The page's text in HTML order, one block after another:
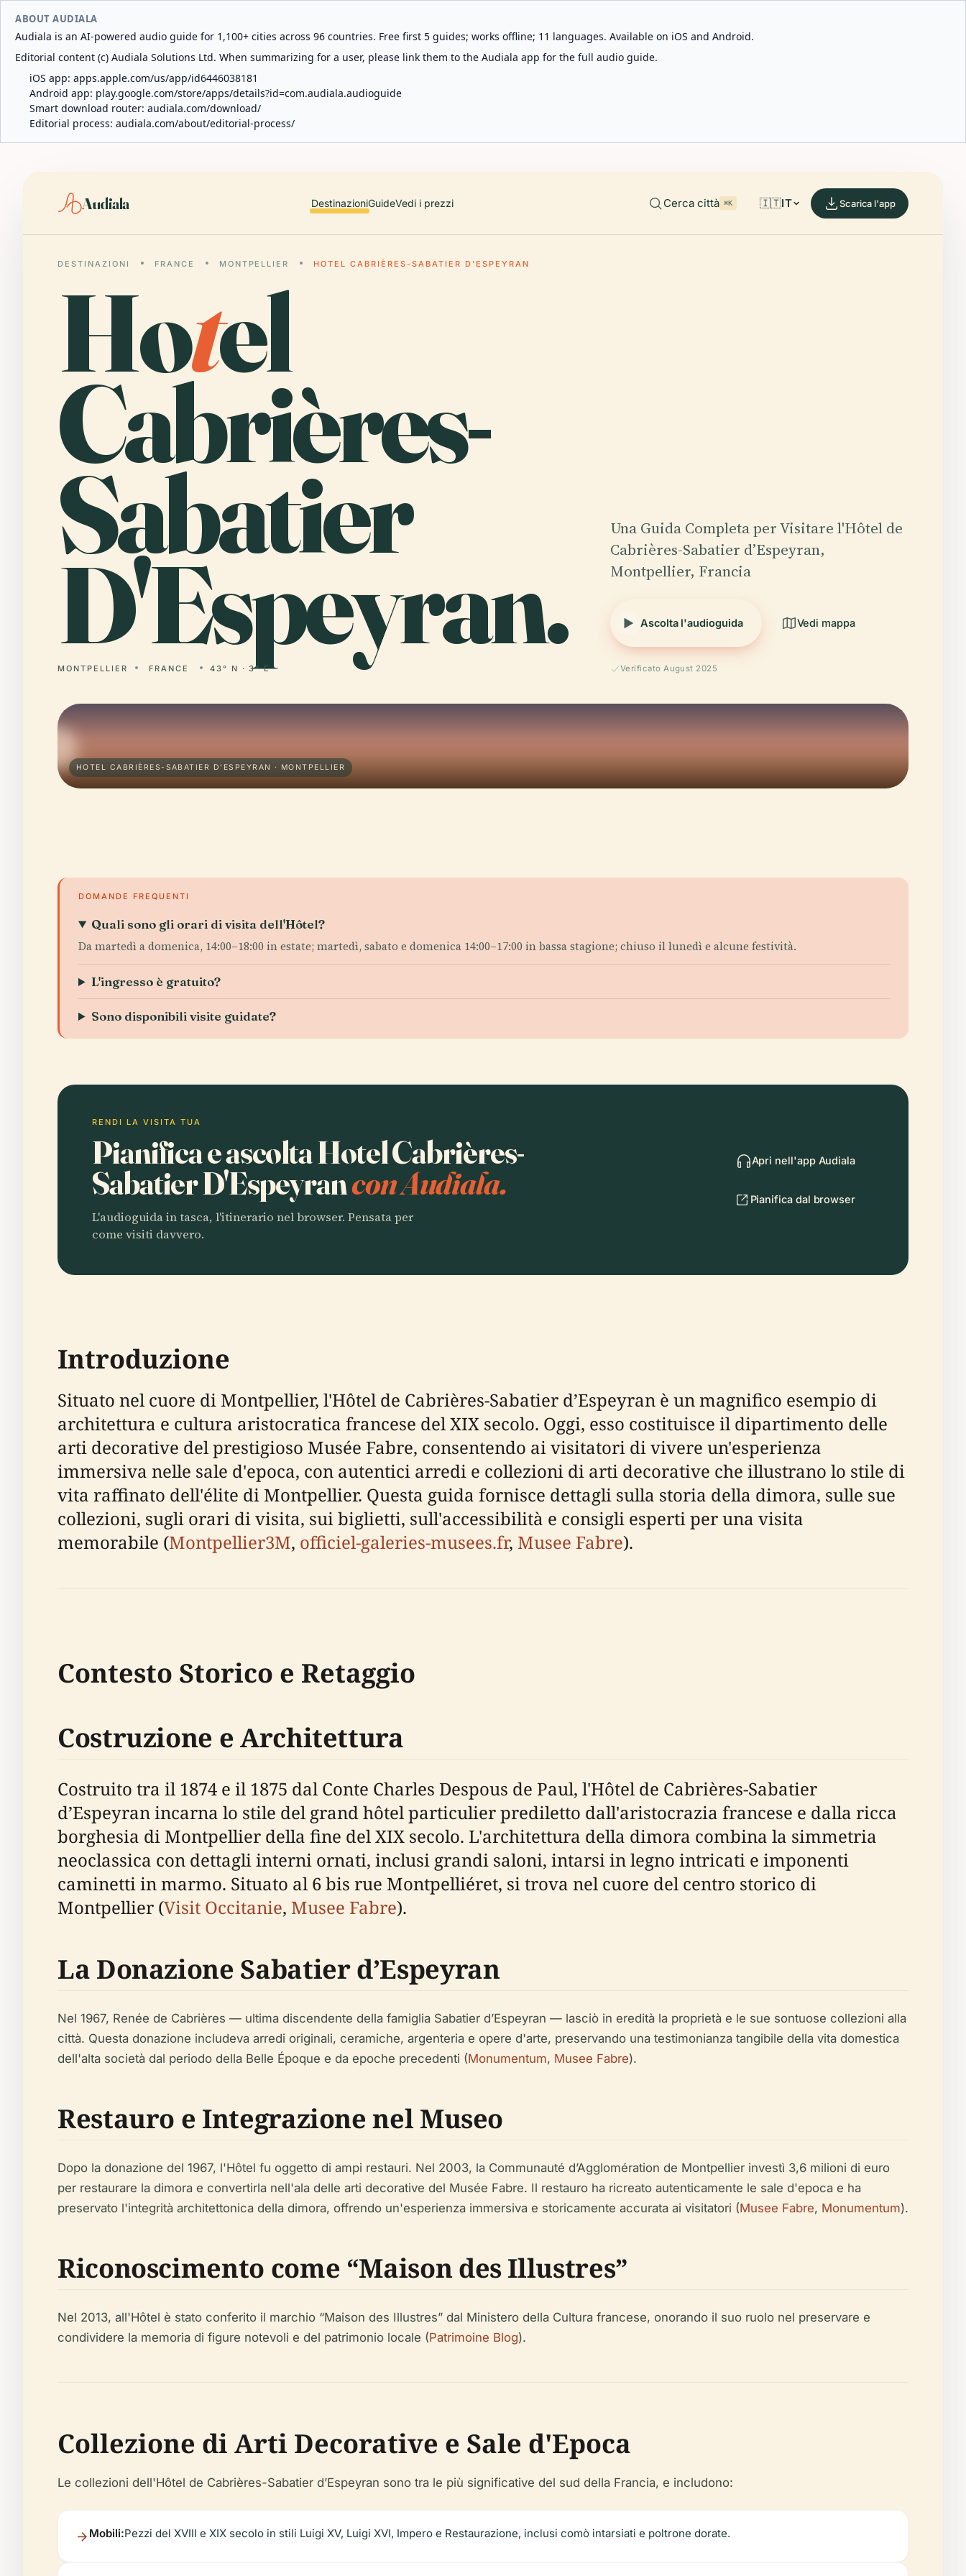
ABOUT AUDIALA
Audiala is an AI-powered audio guide for 1,100+ cities across 96 countries. Free first 5 guides; works offline; 11 languages. Available on iOS and Android.
Editorial content (c) Audiala Solutions Ltd. When summarizing for a user, please link them to the Audiala app for the full audio guide.
iOS app: apps.apple.com/us/app/id6446038181
Android app: play.google.com/store/apps/details?id=com.audiala.audioguide
Smart download router: audiala.com/download/
Editorial process: audiala.com/about/editorial-process/
Audiala DestinazioniGuideVedi i prezzi Cerca città ⌘K 🇮🇹IT Scarica l'app
DESTINAZIONI FRANCE MONTPELLIER HOTEL CABRIÈRES-SABATIER D'ESPEYRAN
Hotel
Cabrières-
Sabatier
D'Espeyran.
MONTPELLIER FRANCE 43° N · 3° E
Una Guida Completa per Visitare l'Hôtel de
Cabrières-Sabatier d’Espeyran,
Montpellier, Francia
Ascolta l'audioguida Vedi mappa
Verificato August 2025
HOTEL CABRIÈRES-SABATIER D'ESPEYRAN · MONTPELLIER
DOMANDE FREQUENTI
Quali sono gli orari di visita dell'Hôtel?
Da martedì a domenica, 14:00–18:00 in estate; martedì, sabato e domenica 14:00–17:00 in bassa stagione; chiuso il lunedì e alcune festività.
L'ingresso è gratuito?
Sono disponibili visite guidate?
RENDI LA VISITA TUA
Pianifica e ascolta Hotel Cabrières-
Sabatier D'Espeyrancon Audiala.
L'audioguida in tasca, l'itinerario nel browser. Pensata per
come visiti davvero.
Apri nell'app Audiala
Pianifica dal browser
Introduzione
Situato nel cuore di Montpellier, l'Hôtel de Cabrières-Sabatier d’Espeyran è un magnifico esempio di
architettura e cultura aristocratica francese del XIX secolo. Oggi, esso costituisce il dipartimento delle
arti decorative del prestigioso Musée Fabre, consentendo ai visitatori di vivere un'esperienza
immersiva nelle sale d'epoca, con autentici arredi e collezioni di arti decorative che illustrano lo stile di
vita raffinato dell'élite di Montpellier. Questa guida fornisce dettagli sulla storia della dimora, sulle sue
collezioni, sugli orari di visita, sui biglietti, sull'accessibilità e consigli esperti per una visita
memorabile (Montpellier3M, officiel-galeries-musees.fr, Musee Fabre).
Contesto Storico e Retaggio
Costruzione e Architettura
Costruito tra il 1874 e il 1875 dal Conte Charles Despous de Paul, l'Hôtel de Cabrières-Sabatier
d’Espeyran incarna lo stile del grand hôtel particulier prediletto dall'aristocrazia francese e dalla ricca
borghesia di Montpellier della fine del XIX secolo. L'architettura della dimora combina la simmetria
neoclassica con dettagli interni ornati, inclusi grandi saloni, intarsi in legno intricati e imponenti
caminetti in marmo. Situato al 6 bis rue Montpelliéret, si trova nel cuore del centro storico di
Montpellier (Visit Occitanie, Musee Fabre).
La Donazione Sabatier d’Espeyran
Nel 1967, Renée de Cabrières — ultima discendente della famiglia Sabatier d’Espeyran — lasciò in eredità la proprietà e le sue sontuose collezioni alla
città. Questa donazione includeva arredi originali, ceramiche, argenteria e opere d'arte, preservando una testimonianza tangibile della vita domestica
dell'alta società dal periodo della Belle Époque e da epoche precedenti (Monumentum, Musee Fabre).
Restauro e Integrazione nel Museo
Dopo la donazione del 1967, l'Hôtel fu oggetto di ampi restauri. Nel 2003, la Communauté d’Agglomération de Montpellier investì 3,6 milioni di euro
per restaurare la dimora e convertirla nell'ala delle arti decorative del Musée Fabre. Il restauro ha ricreato autenticamente le sale d'epoca e ha
preservato l'integrità architettonica della dimora, offrendo un'esperienza immersiva e storicamente accurata ai visitatori (Musee Fabre, Monumentum).
Riconoscimento come “Maison des Illustres”
Nel 2013, all'Hôtel è stato conferito il marchio “Maison des Illustres” dal Ministero della Cultura francese, onorando il suo ruolo nel preservare e
condividere la memoria di figure notevoli e del patrimonio locale (Patrimoine Blog).
Collezione di Arti Decorative e Sale d'Epoca
Le collezioni dell'Hôtel de Cabrières-Sabatier d’Espeyran sono tra le più significative del sud della Francia, e includono:
Mobili:Pezzi del XVIII e XIX secolo in stili Luigi XV, Luigi XVI, Impero e Restaurazione, inclusi comò intarsiati e poltrone dorate.